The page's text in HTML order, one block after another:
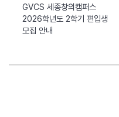
GVCS 세종창의캠퍼스
2026학년도 2학기 편입생
모집 안내